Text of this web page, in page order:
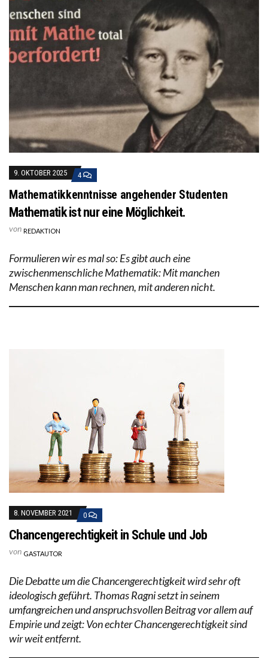
9. OKTOBER 2025 4
Mathematikkenntnisse angehender Studenten
Mathematik ist nur eine Möglichkeit.
von REDAKTION
Formulieren wir es mal so: Es gibt auch eine
zwischenmenschliche Mathematik: Mit manchen
Menschen kann man rechnen, mit anderen nicht.
8. NOVEMBER 2021 0
Chancengerechtigkeit in Schule und Job
von GASTAUTOR
Die Debatte um die Chancengerechtigkeit wird sehr oft
ideologisch geführt. Thomas Ragni setzt in seinem
umfangreichen und anspruchsvollen Beitrag vor allem auf
Empirie und zeigt: Von echter Chancengerechtigkeit sind
wir weit entfernt.